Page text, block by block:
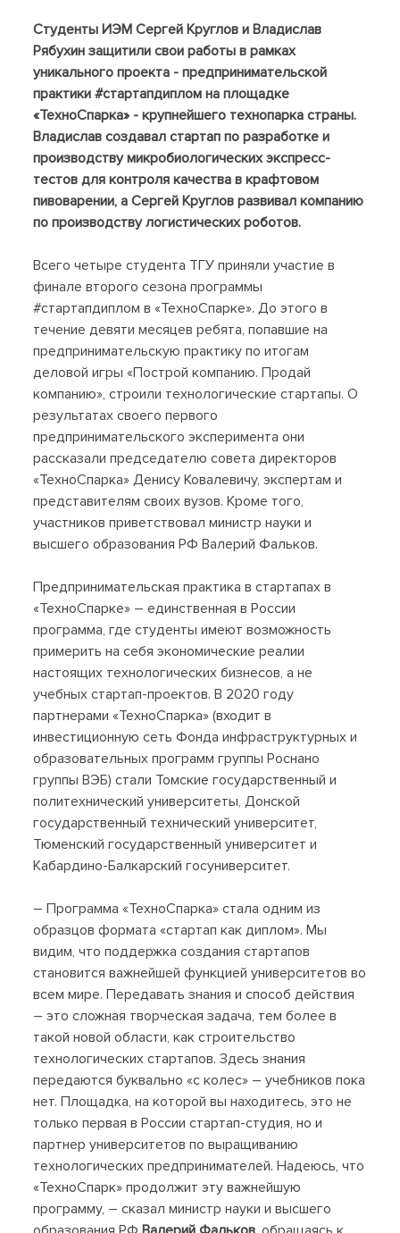
Студенты ИЭМ Сергей Круглов и Владислав
Рябухин защитили свои работы в рамках
уникального проекта - предпринимательской
практики #стартапдиплом на площадке
«ТехноСпарка» - крупнейшего технопарка страны.
Владислав создавал стартап по разработке и
производству микробиологических экспресс-
тестов для контроля качества в крафтовом
пивоварении, а Сергей Круглов развивал компанию
по производству логистических роботов.
Всего четыре студента ТГУ приняли участие в
финале второго сезона программы
#стартапдиплом в «ТехноСпарке». До этого в
течение девяти месяцев ребята, попавшие на
предпринимательскую практику по итогам
деловой игры «Построй компанию. Продай
компанию», строили технологические стартапы. О
результатах своего первого
предпринимательского эксперимента они
рассказали председателю совета директоров
«ТехноСпарка» Денису Ковалевичу, экспертам и
представителям своих вузов. Кроме того,
участников приветствовал министр науки и
высшего образования РФ Валерий Фальков.
Предпринимательская практика в стартапах в
«ТехноСпарке» – единственная в России
программа, где студенты имеют возможность
примерить на себя экономические реалии
настоящих технологических бизнесов, а не
учебных стартап-проектов. В 2020 году
партнерами «ТехноСпарка» (входит в
инвестиционную сеть Фонда инфраструктурных и
образовательных программ группы Роснано
группы ВЭБ) стали Томские государственный и
политехнический университеты, Донской
государственный технический университет,
Тюменский государственный университет и
Кабардино-Балкарский госуниверситет.
– Программа «ТехноСпарка» стала одним из
образцов формата «стартап как диплом». Мы
видим, что поддержка создания стартапов
становится важнейшей функцией университетов во
всем мире. Передавать знания и способ действия
– это сложная творческая задача, тем более в
такой новой области, как строительство
технологических стартапов. Здесь знания
передаются буквально «с колес» – учебников пока
нет. Площадка, на которой вы находитесь, это не
только первая в России стартап-студия, но и
партнер университетов по выращиванию
технологических предпринимателей. Надеюсь, что
«ТехноСпарк» продолжит эту важнейшую
программу, – сказал министр науки и высшего